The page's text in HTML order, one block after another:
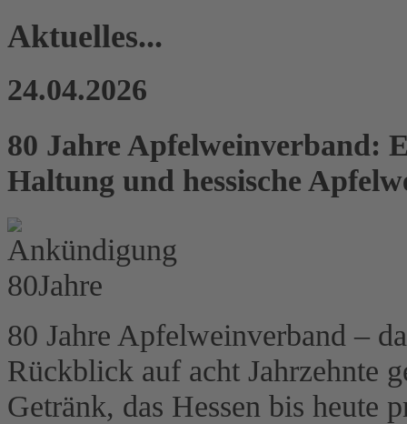
Aktuelles...
24.04.2026
80 Jahre Apfelweinverband:
Haltung und hessische
80 Jahre Apfelweinverband –
Rückblick auf acht Jahrzehnte
Getränk, das Hessen bis heute